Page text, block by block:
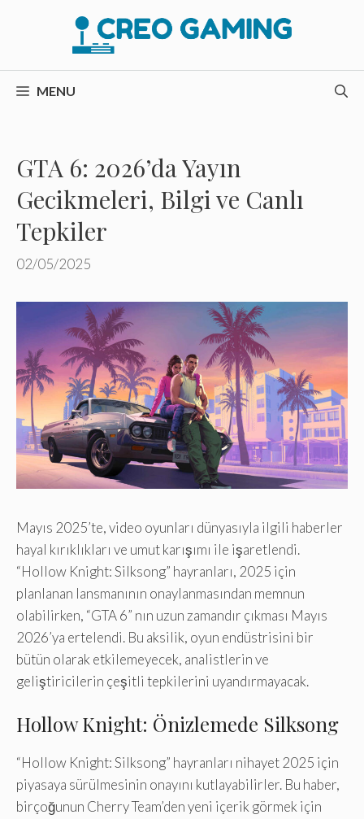
MENU
GTA 6: 2026’da Yayın
Gecikmeleri, Bilgi ve Canlı
Tepkiler
02/05/2025
Mayıs 2025’te, video oyunları dünyasıyla ilgili haberler
hayal kırıklıkları ve umut karışımı ile işaretlendi.
“Hollow Knight: Silksong” hayranları, 2025 için
planlanan lansmanının onaylanmasından memnun
olabilirken, “GTA 6” nın uzun zamandır çıkması Mayıs
2026’ya ertelendi. Bu aksilik, oyun endüstrisini bir
bütün olarak etkilemeyecek, analistlerin ve
geliştiricilerin çeşitli tepkilerini uyandırmayacak.
Hollow Knight: Önizlemede Silksong
“Hollow Knight: Silksong” hayranları nihayet 2025 için
piyasaya sürülmesinin onayını kutlayabilirler. Bu haber,
birçoğunun Cherry Team’den yeni içerik görmek için